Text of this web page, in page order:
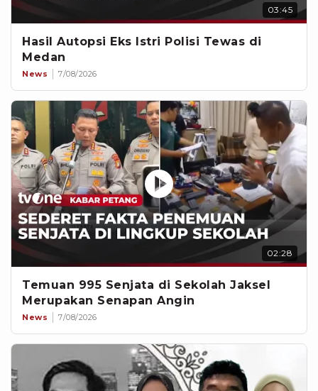
03:45
Hasil Autopsi Eks Istri Polisi Tewas di
Medan
News 7/08/2026
02:28
Temuan 995 Senjata di Sekolah Jaksel
Merupakan Senapan Angin
News 7/08/2026